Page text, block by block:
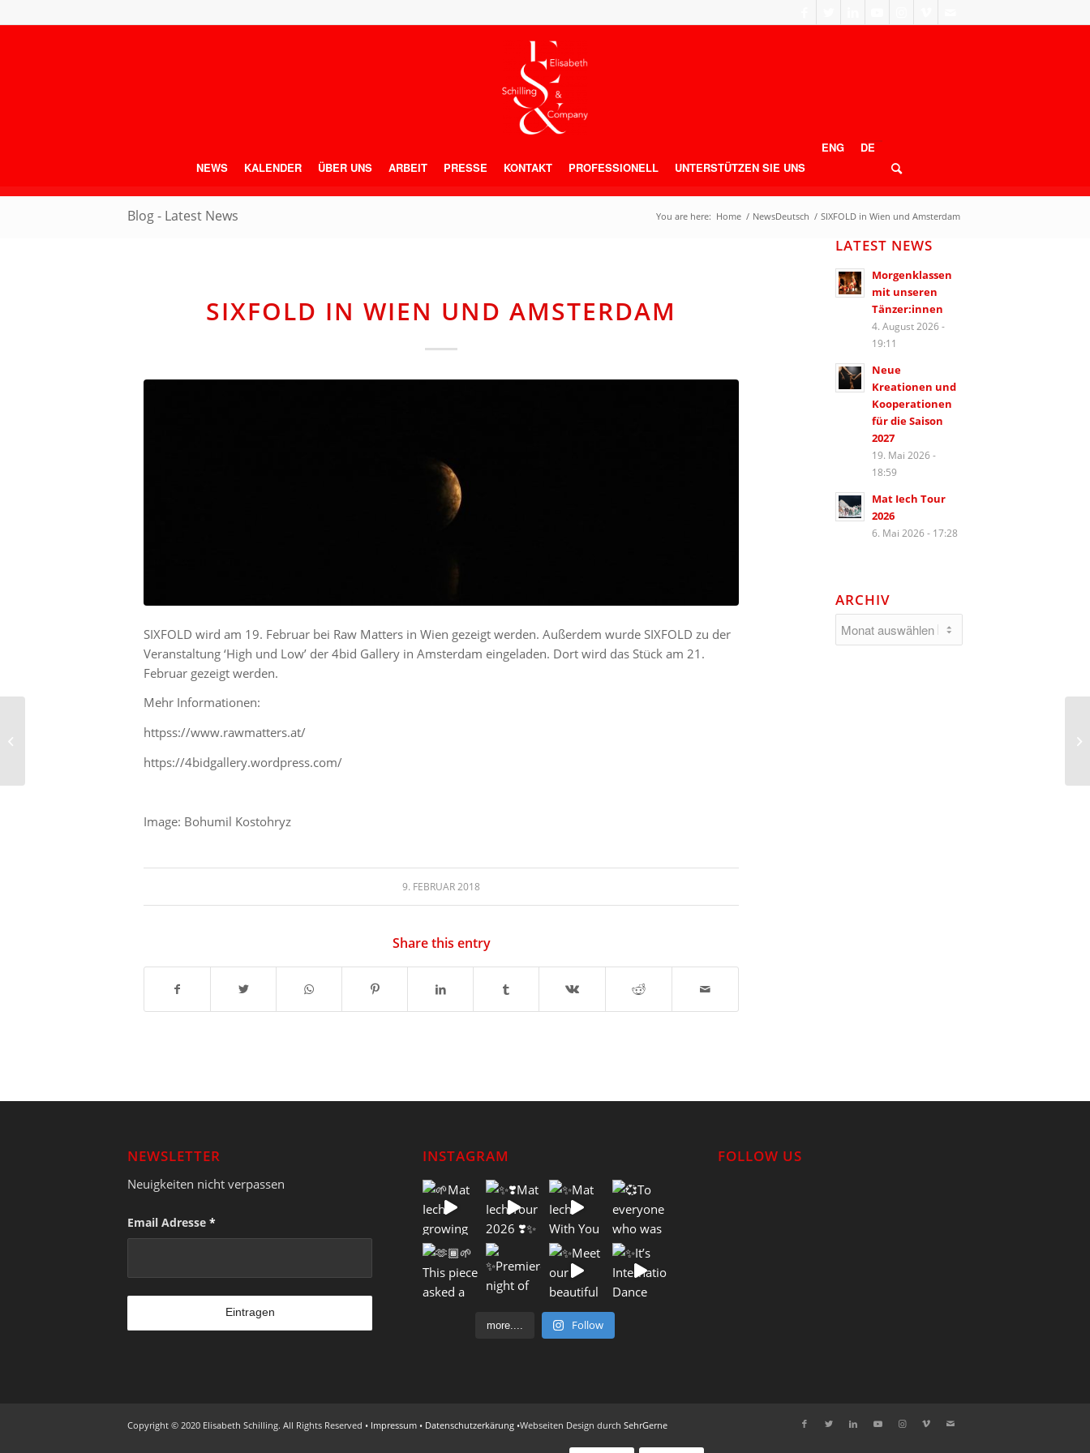
NEWS KALENDER ÜBER UNS ARBEIT PRESSE KONTAKT PROFESSIONELL UNTERSTÜTZEN SIE UNS
ENG DE
Blog - Latest News You are here: Home / NewsDeutsch / SIXFOLD in Wien und Amsterdam
SIXFOLD IN WIEN UND AMSTERDAM
SIXFOLD wird am 19. Februar bei Raw Matters in Wien gezeigt werden. Außerdem wurde SIXFOLD zu der
Veranstaltung ‘High und Low’ der 4bid Gallery in Amsterdam eingeladen. Dort wird das Stück am 21.
Februar gezeigt werden.
Mehr Informationen:
httpss://www.rawmatters.at/
https://4bidgallery.wordpress.com/
Image: Bohumil Kostohryz
9. FEBRUAR 2018
Share this entry
LATEST NEWS
Morgenklassen
mit unseren
Tänzer:innen
4. August 2026 -
19:11
Neue
Kreationen und
Kooperationen
für die Saison
2027
19. Mai 2026 -
18:59
Mat Iech Tour
2026
6. Mai 2026 - 17:28
ARCHIV
NEWSLETTER
Neuigkeiten nicht verpassen
Email Adresse *
INSTAGRAM
more.... Follow
FOLLOW US
Copyright © 2020 Elisabeth Schilling. All Rights Reserved • Impressum • Datenschutzerkärung •Webseiten Design durch SehrGerne